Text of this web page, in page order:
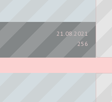
21.08.2021
256